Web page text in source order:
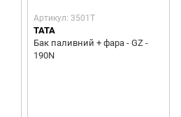
Артикул: 3501T
TATA
Бак паливний + фара - GZ -
190N